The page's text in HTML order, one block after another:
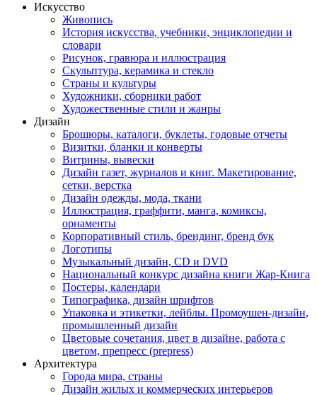
Искусство
Живопись
История искусства, учебники, энциклопедии и
словари
Рисунок, гравюра и иллюстрация
Скульптура, керамика и стекло
Страны и культуры
Художники, сборники работ
Художественные стили и жанры
Дизайн
Брошюры, каталоги, буклеты, годовые отчеты
Визитки, бланки и конверты
Витрины, вывески
Дизайн газет, журналов и книг. Макетирование,
сетки, верстка
Дизайн одежды, мода, ткани
Иллюстрация, граффити, манга, комиксы,
орнаменты
Корпоративный стиль, брендинг, бренд бук
Логотипы
Музыкальный дизайн, СD и DVD
Национальный конкурс дизайна книги Жар-Книга
Постеры, календари
Типографика, дизайн шрифтов
Упаковка и этикетки, лейблы. Промоушен-дизайн,
промышленный дизайн
Цветовые сочетания, цвет в дизайне, работа с
цветом, препресс (prepress)
Архитектура
Города мира, страны
Дизайн жилых и коммерческих интерьеров